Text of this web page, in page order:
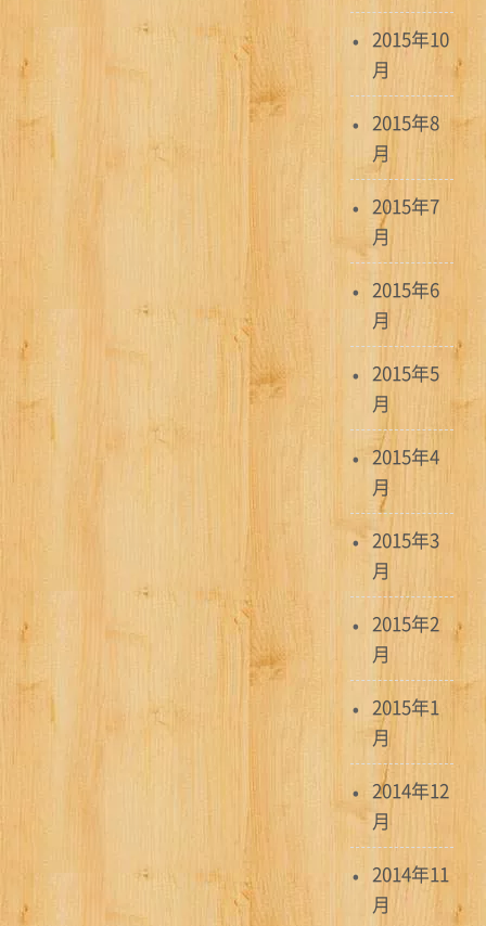
2015年10
月
2015年8
月
2015年7
月
2015年6
月
2015年5
月
2015年4
月
2015年3
月
2015年2
月
2015年1
月
2014年12
月
2014年11
月